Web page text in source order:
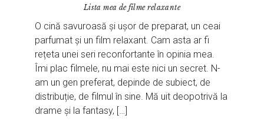
Lista mea de filme relaxante
O cină savuroasă și ușor de preparat, un ceai
parfumat și un film relaxant. Cam asta ar fi
rețeta unei seri reconfortante în opinia mea.
Îmi plac filmele, nu mai este nici un secret. N-
am un gen preferat, depinde de subiect, de
distribuție, de filmul în sine. Mă uit deopotrivă la
drame și la fantasy, […]